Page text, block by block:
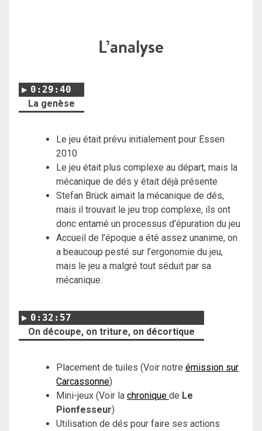
L’analyse
0:29:40
La genèse
Le jeu était prévu initialement pour Essen
2010
Le jeu était plus complexe au départ, mais la
mécanique de dés y était déjà présente
Stefan Brück aimait la mécanique de dés,
mais il trouvait le jeu trop complexe, ils ont
donc entamé un processus d’épuration du jeu
Accueil de l’époque a été assez unanime, on
a beaucoup pesté sur l’ergonomie du jeu,
mais le jeu a malgré tout séduit par sa
mécanique.
0:32:57
On découpe, on triture, on décortique
Placement de tuiles (Voir notre émission sur
Carcassonne)
Mini-jeux (Voir la chronique de Le
Pionfesseur)
Utilisation de dés pour faire ses actions